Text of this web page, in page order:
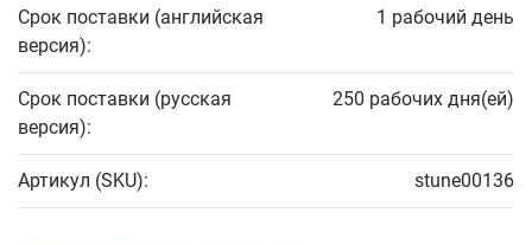
Срок поставки (английская
версия):
1 рабочий день
Срок поставки (русская
версия):
250 рабочих дня(ей)
Артикул (SKU): stune00136